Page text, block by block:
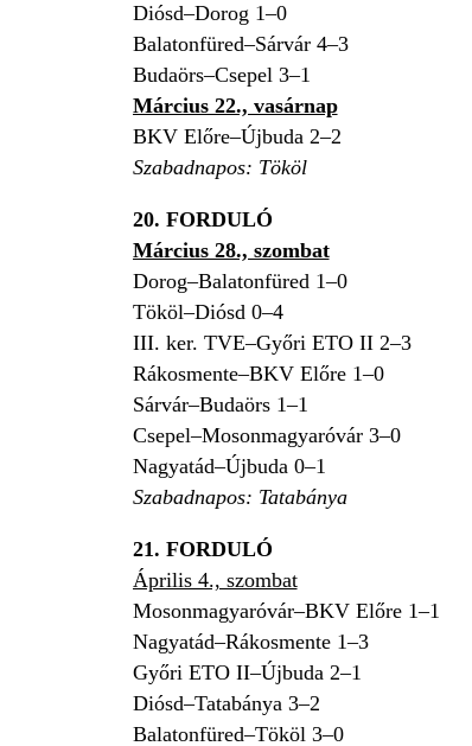
Diósd–Dorog 1–0
Balatonfüred–Sárvár 4–3
Budaörs–Csepel 3–1
Március 22., vasárnap
BKV Előre–Újbuda 2–2
Szabadnapos: Tököl
20. FORDULÓ
Március 28., szombat
Dorog–Balatonfüred 1–0
Tököl–Diósd 0–4
III. ker. TVE–Győri ETO II 2–3
Rákosmente–BKV Előre 1–0
Sárvár–Budaörs 1–1
Csepel–Mosonmagyaróvár 3–0
Nagyatád–Újbuda 0–1
Szabadnapos: Tatabánya
21. FORDULÓ
Április 4., szombat
Mosonmagyaróvár–BKV Előre 1–1
Nagyatád–Rákosmente 1–3
Győri ETO II–Újbuda 2–1
Diósd–Tatabánya 3–2
Balatonfüred–Tököl 3–0